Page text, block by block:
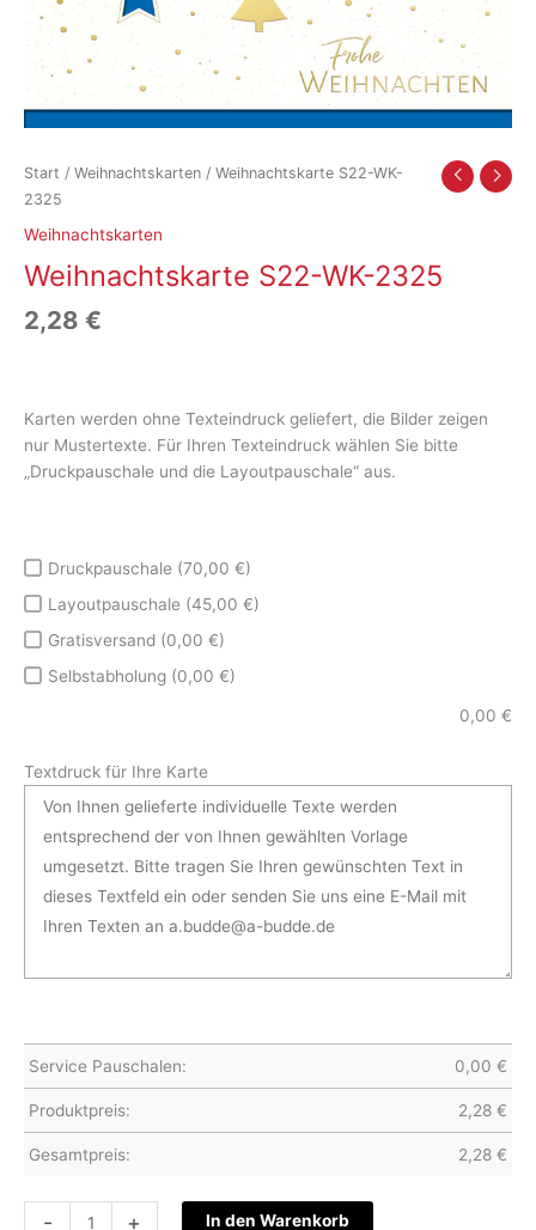
Start / Weihnachtskarten / Weihnachtskarte S22-WK-
2325
Weihnachtskarten
Weihnachtskarte S22-WK-2325
2,28 €
Karten werden ohne Texteindruck geliefert, die Bilder zeigen
nur Mustertexte. Für Ihren Texteindruck wählen Sie bitte
„Druckpauschale und die Layoutpauschale“ aus.
Druckpauschale (70,00 €)
Layoutpauschale (45,00 €)
Gratisversand (0,00 €)
Selbstabholung (0,00 €)
0,00 €
Textdruck für Ihre Karte
Service Pauschalen: 0,00 €
Produktpreis: 2,28 €
Gesamtpreis: 2,28 €
-
Weihnachtskarte
+ In den Warenkorb